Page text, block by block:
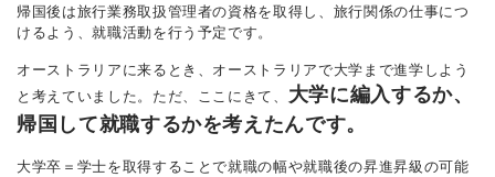
帰国後は旅行業務取扱管理者の資格を取得し、旅行関係の仕事につ
けるよう、就職活動を行う予定です。
オーストラリアに来るとき、オーストラリアで大学まで進学しよう
と考えていました。ただ、ここにきて、 大学に編入するか、
帰国して就職するかを考えたんです。
大学卒＝学士を取得することで就職の幅や就職後の昇進昇級の可能